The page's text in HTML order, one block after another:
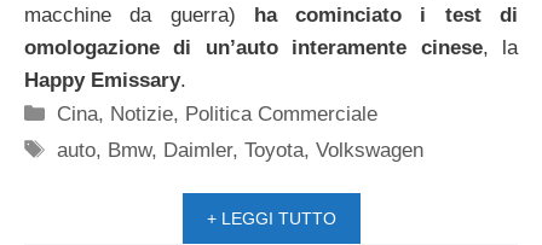
macchine da guerra) ha cominciato i test di
omologazione di un’auto interamente cinese, la
Happy Emissary.
Categorie
Cina, Notizie, Politica Commerciale
Tag
auto, Bmw, Daimler,Toyota,Volkswagen
+ LEGGI TUTTO